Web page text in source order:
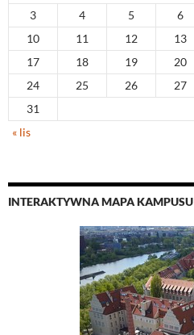
3
4 5 6
10
11 12 13
17
18 19 20
24
25 26 27
31
« lis
INTERAKTYWNA MAPA KAMPUSU